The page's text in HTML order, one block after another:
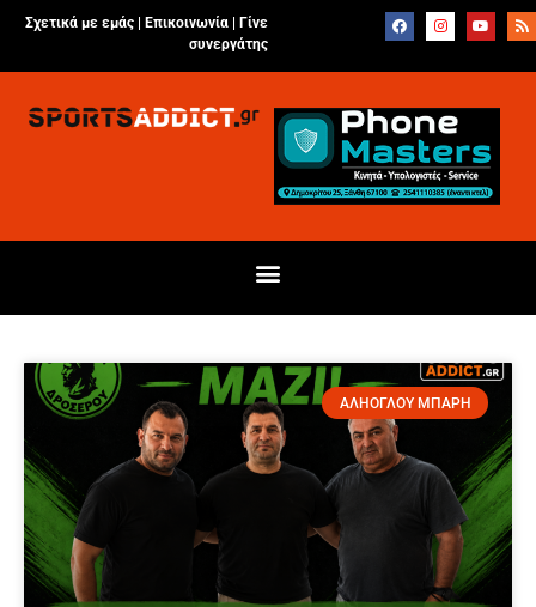
Σχετικά με εμάς | Επικοινωνία
Γίνε
συνεργάτης
ΑΛΗΟΓΛΟΥ ΜΠΑΡΗ